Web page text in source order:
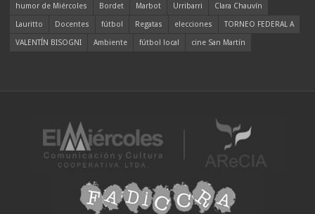
humor de Miércoles
Bordet Marbot Urribarri
Clara Chauvín
Lauritto
Docentes fútbol Regatas elecciones
TORNEO FEDERAL A
VALENTÍN BISOGNI
Ambiente fútbol local cine San Martín